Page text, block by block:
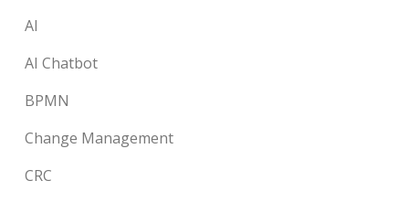
AI
AI Chatbot
BPMN
Change Management
CRC